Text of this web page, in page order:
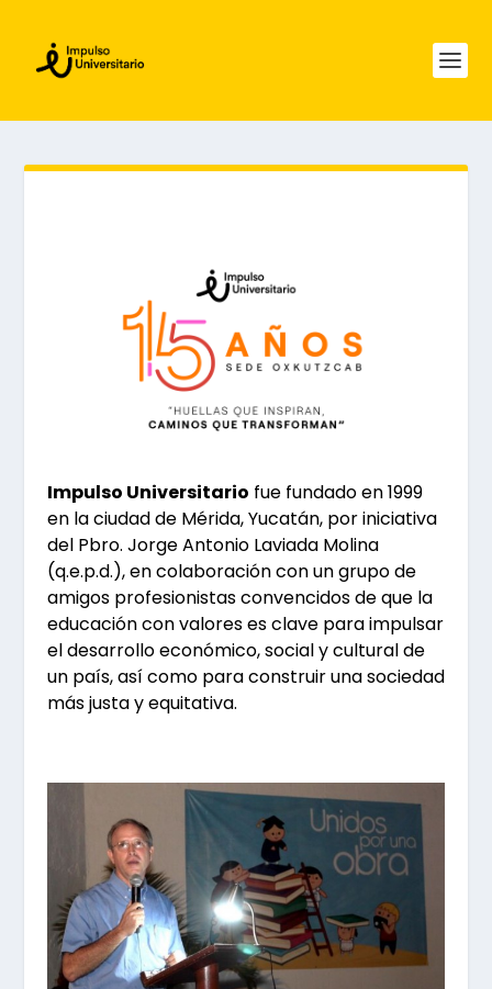
Impulso Universitario fue fundado en 1999
en la ciudad de Mérida, Yucatán, por iniciativa
del Pbro. Jorge Antonio Laviada Molina
(q.e.p.d.), en colaboración con un grupo de
amigos profesionistas convencidos de que la
educación con valores es clave para impulsar
el desarrollo económico, social y cultural de
un país, así como para construir una sociedad
más justa y equitativa.